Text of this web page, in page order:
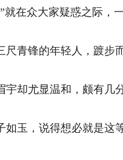
在众大家疑惑之际，一
青锋的年轻人，踱步而
却尤显温和，颇有几
玉，说得想必就是这等